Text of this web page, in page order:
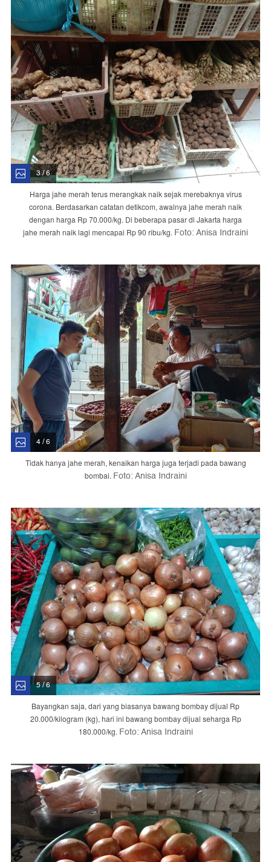
3 / 6
Harga jahe merah terus merangkak naik sejak merebaknya virus
corona. Berdasarkan catatan detikcom, awalnya jahe merah naik
dengan harga Rp 70.000/kg. Di beberapa pasar di Jakarta harga
jahe merah naik lagi mencapai Rp 90 ribu/kg. Foto: Anisa Indraini
4 / 6
Tidak hanya jahe merah, kenaikan harga juga terjadi pada bawang
bombai. Foto: Anisa Indraini
5 / 6
Bayangkan saja, dari yang biasanya bawang bombay dijual Rp
20.000/kilogram (kg), hari ini bawang bombay dijual seharga Rp
180.000/kg. Foto: Anisa Indraini